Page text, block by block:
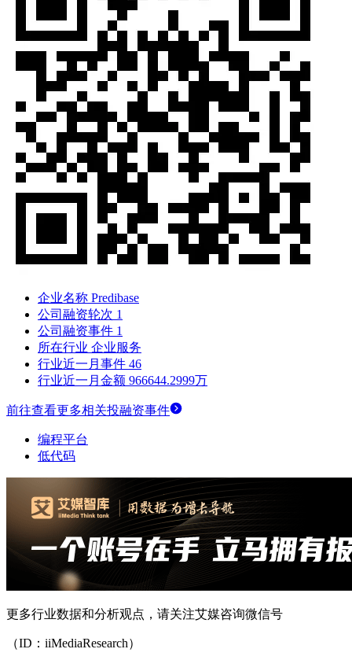
企业名称 Predibase
公司融资轮次 1
公司融资事件 1
所在行业 企业服务
行业近一月事件 46
行业近一月金额 966644.2999万
前往查看更多相关投融资事件
编程平台
低代码
更多行业数据和分析观点，请关注艾媒咨询微信号
（ID：iiMediaResearch）